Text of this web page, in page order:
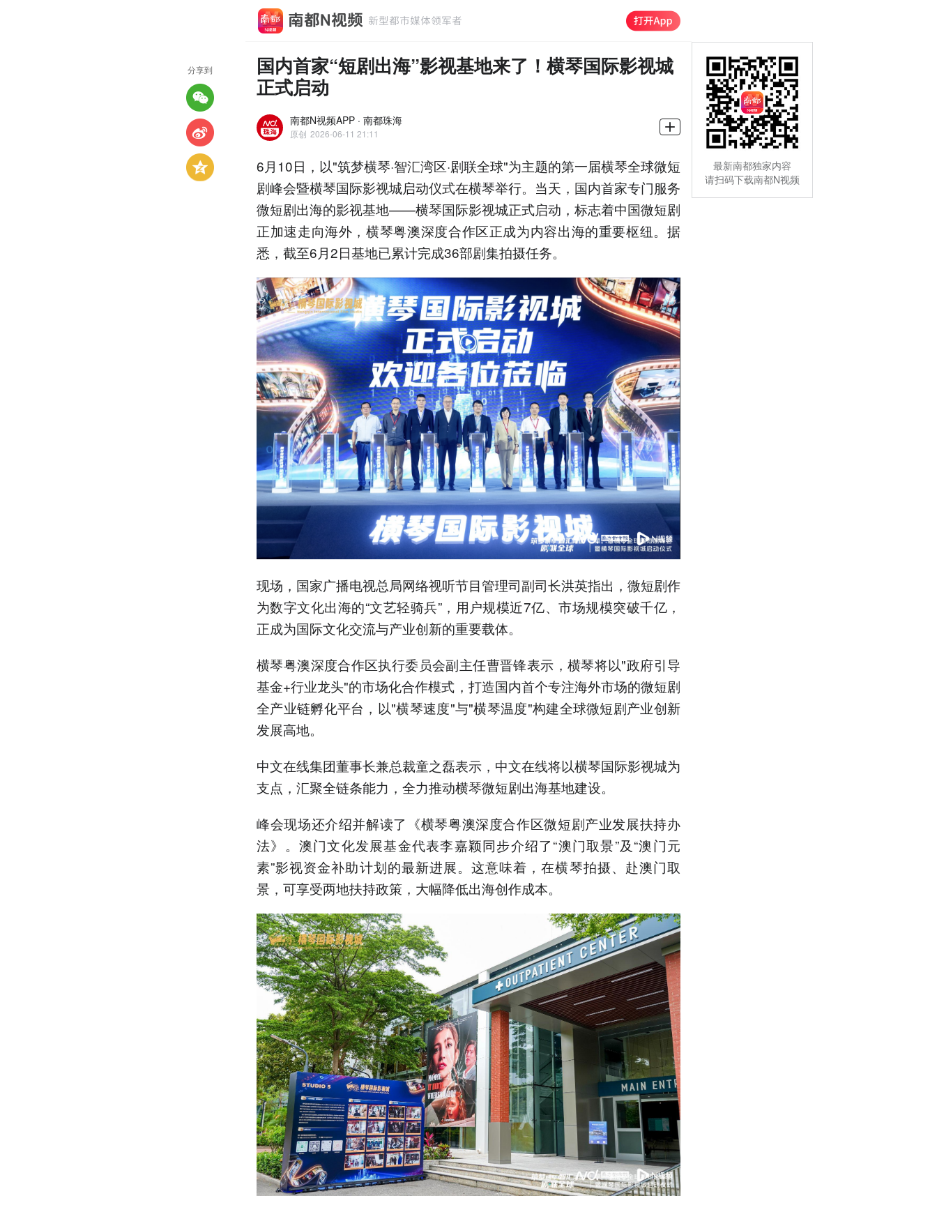
国内首家“短剧出海”影视基地来了！横琴国际影视城
正式启动
南都N视频APP · 南都珠海
原创 2026-06-11 21:11
6月10日，以"筑梦横琴·智汇湾区·剧联全球"为主题的第一届横琴全球微短
剧峰会暨横琴国际影视城启动仪式在横琴举行。当天，国内首家专门服务
微短剧出海的影视基地——横琴国际影视城正式启动，标志着中国微短剧
正加速走向海外，横琴粤澳深度合作区正成为内容出海的重要枢纽。据
悉，截至6月2日基地已累计完成36部剧集拍摄任务。
现场，国家广播电视总局网络视听节目管理司副司长洪英指出，微短剧作
为数字文化出海的“文艺轻骑兵”，用户规模近7亿、市场规模突破千亿，
正成为国际文化交流与产业创新的重要载体。
横琴粤澳深度合作区执行委员会副主任曹晋锋表示，横琴将以"政府引导
基金+行业龙头"的市场化合作模式，打造国内首个专注海外市场的微短剧
全产业链孵化平台，以"横琴速度"与"横琴温度"构建全球微短剧产业创新
发展高地。
中文在线集团董事长兼总裁童之磊表示，中文在线将以横琴国际影视城为
支点，汇聚全链条能力，全力推动横琴微短剧出海基地建设。
峰会现场还介绍并解读了《横琴粤澳深度合作区微短剧产业发展扶持办
法》。澳门文化发展基金代表李嘉颖同步介绍了“澳门取景”及“澳门元
素”影视资金补助计划的最新进展。这意味着，在横琴拍摄、赴澳门取
景，可享受两地扶持政策，大幅降低出海创作成本。
分享到
最新南都独家内容
请扫码下载南都N视频